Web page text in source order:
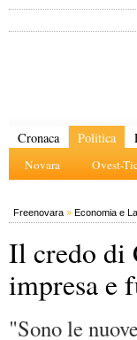
Cronaca Politica
Novara Ovest-
Freenovara » Economia e
Il credo di
impresa e
"Sono le